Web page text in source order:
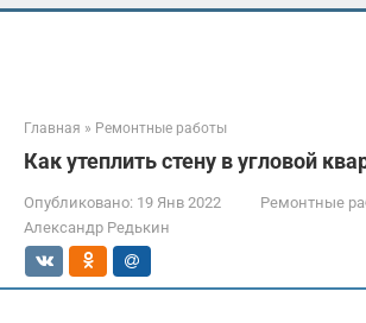
Главная » Ремонтные работы
Как утеплить стену в угловой
Опубликовано: 19 Янв 2022
Ремонтные
Александр Редькин